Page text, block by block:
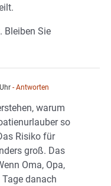
Bleiben Sie
- Antworten
warum
so
Risiko für
groß. Das
Oma, Opa,
danach